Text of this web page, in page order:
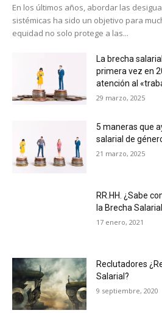
En los últimos años, abordar las
sistémicas ha sido un objetivo para
equidad no solo protege a las...
La brecha
primera vez en
atención al
29 marzo, 2025
5 maneras que
salarial de
21 marzo, 2025
RR.HH. ¿Sabe
la Brecha
17 enero, 2021
Reclutadores
Salarial?
9 septiembre, 2020